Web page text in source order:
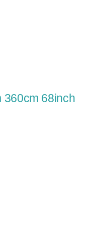
360cm 68inch